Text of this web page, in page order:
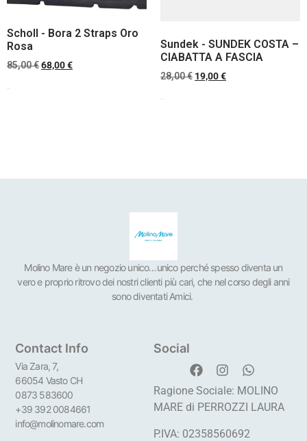
Scholl - Bora 2 Straps Oro
Rosa
85,00€68,00€
Sundek - SUNDEK COSTA –
CIABATTA A FASCIA
28,00€ 19,00€
Molino Mare è un negozio unico…unico perché spesso diventa un
vero e proprio ritrovo dei nostri clienti più cari, che nel corso degli anni
sono diventati Amici.
Contact Info
Via Zara, 7,
66054 Vasto CH
0873 583600
+39 392 0084661
info@molinomare.com
Social
Ragione Sociale: MOLINO
MARE di PERROZZI LAURA
P.IVA: 02358560692